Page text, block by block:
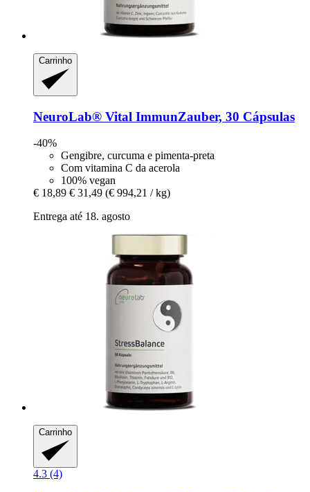
Carrinho
NeuroLab® Vital ImmunZauber, 30 Cápsulas
-40%
Gengibre, curcuma e pimenta-preta
Com vitamina C da acerola
100% vegan
€ 18,89 € 31,49 (€ 994,21 / kg)
Entrega até 18. agosto
Carrinho
4.3 (4)